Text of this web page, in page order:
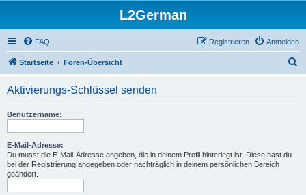
L2German
FAQ Anmelden
Registrieren
Startseite Foren-Übersicht
Aktivierungs-Schlüssel senden
Benutzername:
E-Mail-Adresse:
Du musst die E-Mail-Adresse angeben, die in deinem Profil hinterlegt ist. Diese hast du
bei der Registrierung angegeben oder nachträglich in deinem persönlichen Bereich
geändert.